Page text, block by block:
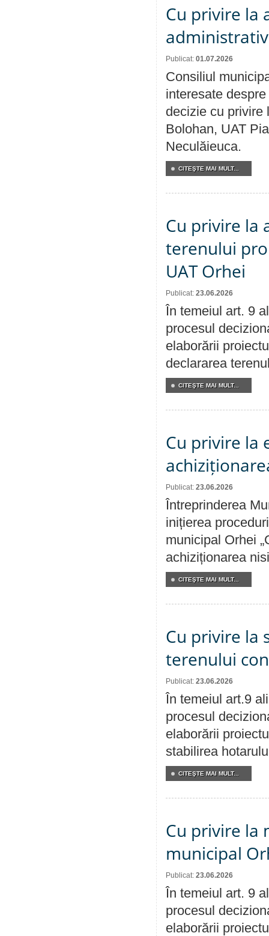
Cu privire la
Publicat: 01.07.2026
Consiliul
interesate
decizie cu privire
Bolohan, UAT
Neculăieuca.
CITEŞTE MAI MULT...
Cu privire la
terenului
UAT Orhei
Publicat: 23.06.2026
În temeiul art. 9
procesul
elaborării
declararea
CITEŞTE MAI MULT...
Cu privire la
Publicat: 23.06.2026
Întreprinderea
inițierea
municipal Orhei
achiziționarea
CITEŞTE MAI MULT...
Cu privire la
terenului
Publicat: 23.06.2026
În temeiul art.9
procesul
elaborării
stabilirea
CITEŞTE MAI MULT...
Cu privire la
municipal
Publicat: 23.06.2026
În temeiul art. 9
procesul
elaborării